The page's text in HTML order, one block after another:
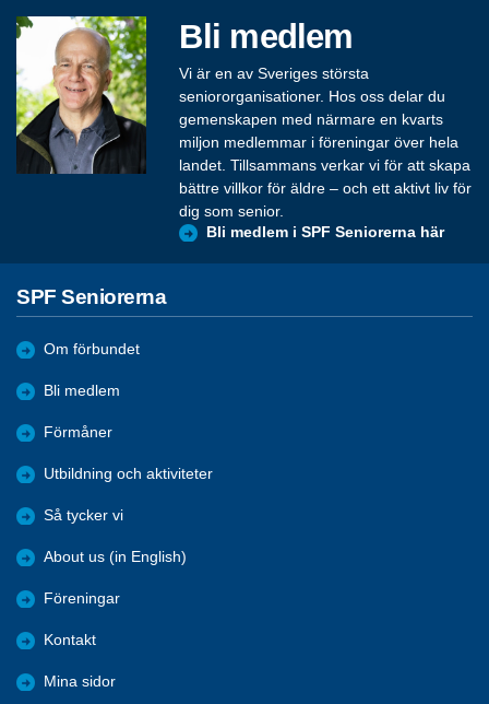
Bli medlem
Vi är en av Sveriges största
seniororganisationer. Hos oss delar du
gemenskapen med närmare en kvarts
miljon medlemmar i föreningar över hela
landet. Tillsammans verkar vi för att skapa
bättre villkor för äldre – och ett aktivt liv för
dig som senior.
Bli medlem i SPF Seniorerna här
SPF Seniorerna
Om förbundet
Bli medlem
Förmåner
Utbildning och aktiviteter
Så tycker vi
About us (in English)
Föreningar
Kontakt
Mina sidor